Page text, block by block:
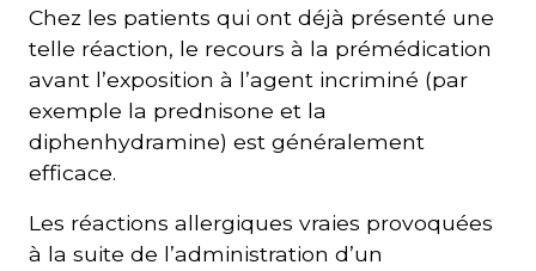
Chez les patients qui ont déjà présenté une
telle réaction, le recours à la prémédication
avant l’exposition à l’agent incriminé (par
exemple la prednisone et la
diphenhydramine) est généralement
efficace.
Les réactions allergiques vraies provoquées
à la suite de l’administration d’un